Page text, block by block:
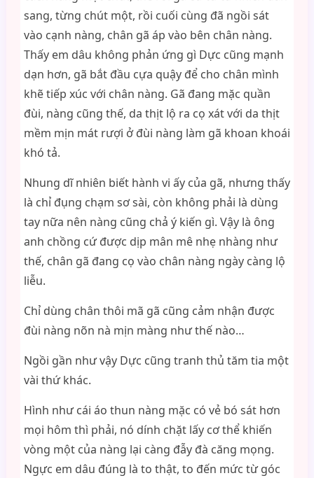
sang, từng chút một, rồi cuối cùng đã ngồi sát
vào cạnh nàng, chân gã áp vào bên chân nàng.
Thấy em dâu không phản ứng gì Dực cũng mạnh
dạn hơn, gã bắt đầu cựa quậy để cho chân mình
khẽ tiếp xúc với chân nàng. Gã đang mặc quần
đùi, nàng cũng thế, da thịt lộ ra cọ xát với da thịt
mềm mịn mát rượi ở đùi nàng làm gã khoan khoái
khó tả.
Nhung dĩ nhiên biết hành vi ấy của gã, nhưng thấy
là chỉ đụng chạm sơ sài, còn không phải là dùng
tay nữa nên nàng cũng chả ý kiến gì. Vậy là ông
anh chồng cứ được dịp mân mê nhẹ nhàng như
thế, chân gã đang cọ vào chân nàng ngày càng lộ
liễu.
Chỉ dùng chân thôi mã gã cũng cảm nhận được
đùi nàng nõn nà mịn màng như thế nào…
Ngồi gần như vậy Dực cũng tranh thủ tăm tia một
vài thứ khác.
Hình như cái áo thun nàng mặc có vẻ bó sát hơn
mọi hôm thì phải, nó dính chặt lấy cơ thể khiến
vòng một của nàng lại càng đẫy đà căng mọng.
Ngực em dâu đúng là to thật, to đến mức từ góc